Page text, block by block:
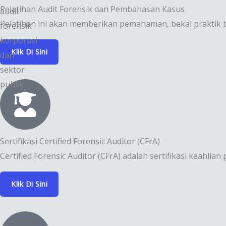
audit
forensik
korporasi
dan
sektor
publik
Pelatihan Audit Forensik dan Pembahasan Kasus
Pelatihan ini akan memberikan pemahaman, bekal
Klik Di Sini
Sertifikasi Certified Forensic Auditor (CFrA)
Certified Forensic Auditor (CFrA) adalah sertifikasi
Klik Di Sini